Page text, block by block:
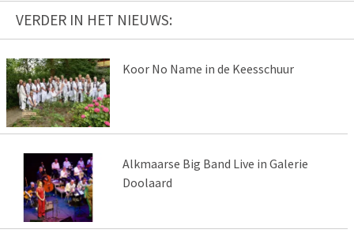
VERDER IN HET NIEUWS:
Koor No Name in de Keesschuur
Alkmaarse Big Band Live in Galerie
Doolaard